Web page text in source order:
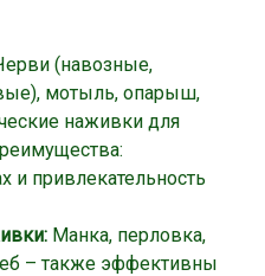
(навозные,
мотыль, опарыш,
наживки для
и привлекательность
Манка, перловка,
– также эффективны